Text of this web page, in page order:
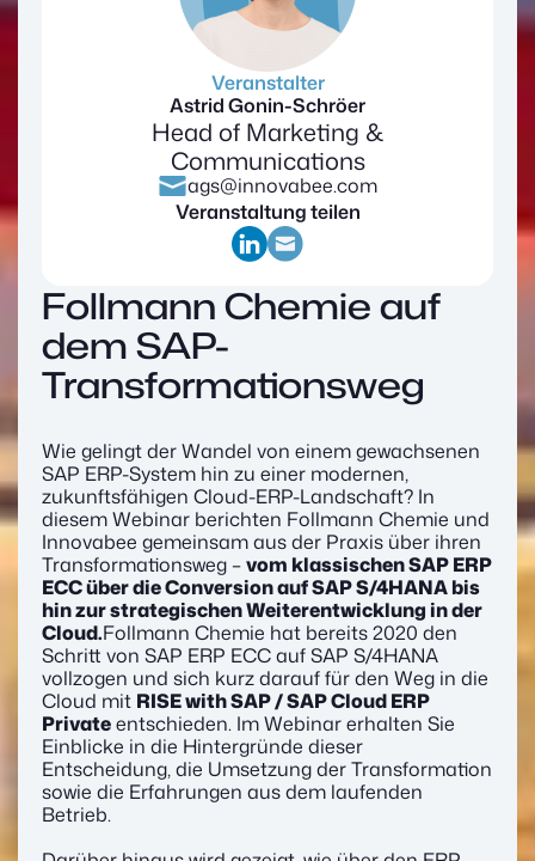
Follmann Chemie auf
dem SAP-
Transformationsweg
Wie gelingt der Wandel von einem gewachsenen
SAP ERP-System hin zu einer modernen,
zukunftsfähigen Cloud-ERP-Landschaft? In
diesem Webinar berichten Follmann Chemie und
Innovabee gemeinsam aus der Praxis über ihren
Transformationsweg –vom klassischen SAP ERP
ECC über die Conversion auf SAP S/4HANA bis
hin zur strategischen Weiterentwicklung in der
Cloud.Follmann Chemie hat bereits 2020 den
Schritt von SAP ERP ECC auf SAP S/4HANA
vollzogen und sich kurz darauf für den Weg in die
Cloud mit RISE with SAP / SAP Cloud ERP
Privateentschieden. Im Webinar erhalten Sie
Einblicke in die Hintergründe dieser
Entscheidung, die Umsetzung der Transformation
sowie die Erfahrungen aus dem laufenden
Betrieb.
Veranstalter
Astrid Gonin-Schröer
Head of Marketing &
Communications
ags@innovabee.com
Veranstaltung teilen